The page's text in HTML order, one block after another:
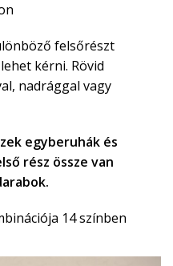
felsőrészt
kérni. Rövid
nadrággal vagy
egyberuhák és
rész össze van
14 színben